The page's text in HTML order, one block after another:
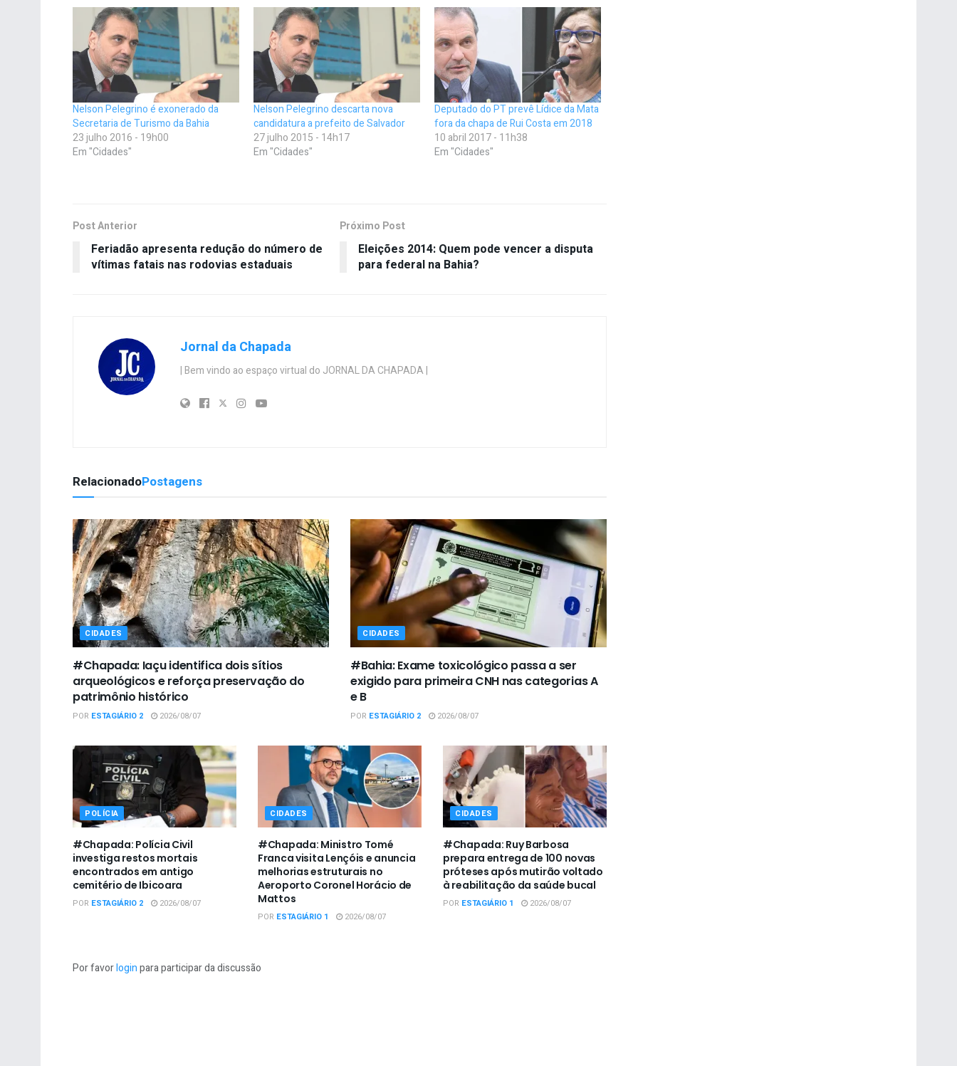
Nelson Pelegrino é exonerado da
Secretaria de Turismo da Bahia
23 julho 2016 - 19h00
Em "Cidades"
Nelson Pelegrino descarta nova
candidatura a prefeito de Salvador
27 julho 2015 - 14h17
Em "Cidades"
Deputado do PT prevê Lídice da Mata
fora da chapa de Rui Costa em 2018
10 abril 2017 - 11h38
Em "Cidades"
Post Anterior
Feriadão apresenta redução do número de
vítimas fatais nas rodovias estaduais
Próximo Post
Eleições 2014: Quem pode vencer a disputa
para federal na Bahia?
Jornal da Chapada
| Bem vindo ao espaço virtual do JORNAL DA CHAPADA |
RelacionadoPostagens
CIDADES
#Chapada: Iaçu identifica dois sítios
arqueológicos e reforça preservação do
patrimônio histórico
POR ESTAGIÁRIO 2 2026/08/07
CIDADES
#Bahia: Exame toxicológico passa a ser
exigido para primeira CNH nas categorias A
e B
POR ESTAGIÁRIO 2 2026/08/07
POLÍCIA
#Chapada: Polícia Civil
investiga restos mortais
encontrados em antigo
cemitério de Ibicoara
POR ESTAGIÁRIO 2 2026/08/07
CIDADES
#Chapada: Ministro Tomé
Franca visita Lençóis e anuncia
melhorias estruturais no
Aeroporto Coronel Horácio de
Mattos
POR ESTAGIÁRIO 1 2026/08/07
CIDADES
#Chapada: Ruy Barbosa
prepara entrega de 100 novas
próteses após mutirão voltado
à reabilitação da saúde bucal
POR ESTAGIÁRIO 1 2026/08/07
Por favorloginpara participar da discussão